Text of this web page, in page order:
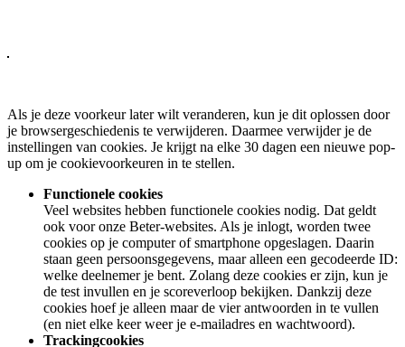
Als je deze voorkeur later wilt veranderen, kun je dit oplossen door
je browsergeschiedenis te verwijderen. Daarmee verwijder je de
instellingen van cookies. Je krijgt na elke 30 dagen een nieuwe pop-
up om je cookievoorkeuren in te stellen.
Functionele cookies
Veel websites hebben functionele cookies nodig. Dat geldt
ook voor onze Beter-websites. Als je inlogt, worden twee
cookies op je computer of smartphone opgeslagen. Daarin
staan geen persoonsgegevens, maar alleen een gecodeerde ID:
welke deelnemer je bent. Zolang deze cookies er zijn, kun je
de test invullen en je scoreverloop bekijken. Dankzij deze
cookies hoef je alleen maar de vier antwoorden in te vullen
(en niet elke keer weer je e-mailadres en wachtwoord).
Trackingcookies